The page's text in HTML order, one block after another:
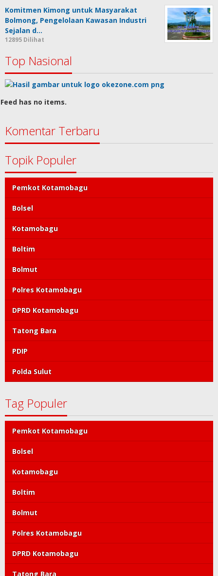
Komitmen Kimong untuk Masyarakat
Bolmong, Pengelolaan Kawasan Industri
Sejalan d…
12895 Dilihat
Top Nasional
Feed has no items.
Komentar Terbaru
Topik Populer
Pemkot Kotamobagu
Bolsel
Kotamobagu
Boltim
Bolmut
Polres Kotamobagu
DPRD Kotamobagu
Tatong Bara
PDIP
Polda Sulut
Tag Populer
Pemkot Kotamobagu
Bolsel
Kotamobagu
Boltim
Bolmut
Polres Kotamobagu
DPRD Kotamobagu
Tatong Bara